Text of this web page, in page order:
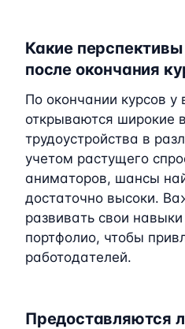
Какие
после окончания
По окончании курсов у
открываются широкие
трудоустройства в
учетом растущего
аниматоров, шансы
достаточно высоки.
развивать свои
портфолио, чтобы
работодателей.
Предоставляются